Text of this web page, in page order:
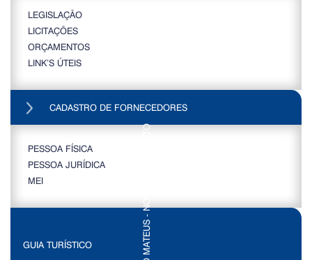
LEGISLAÇÃO
LICITAÇÕES
ORÇAMENTOS
LINK’S ÚTEIS
CADASTRO DE FORNECEDORES
PESSOA FÍSICA
PESSOA JURÍDICA
MEI
GUIA TURÍSTICO